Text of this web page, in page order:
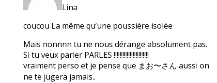
Lina
coucou La même qu’une poussière isolée
Mais nonnnn tu ne nous dérange absolument pas.
Si tu veux parler PARLES !!!!!!!!!!!!!!!!!!!!!!!!
vraiment perso et je pense que まお〜さん aussi on
ne te jugera jamais..